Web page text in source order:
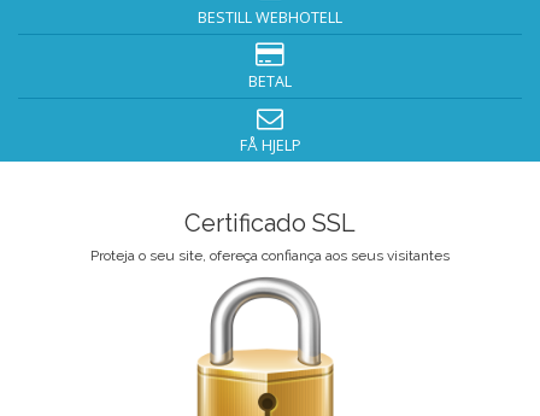
BESTILL WEBHOTELL
BETAL
FÅ HJELP
Certificado SSL
Proteja o seu site, ofereça confiança aos seus visitantes